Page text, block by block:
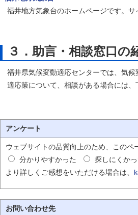
福井地方気象台のホームページです。サ
３．助言・相談窓口の
福井県気候変動適応センターでは、気候
適応策について、相談がある場合には、
アンケート
ウェブサイトの品質向上のため、このペ
分かりやすかった
探しにくかっ
より詳しくご感想をいただける場合は、
お問い合わせ先